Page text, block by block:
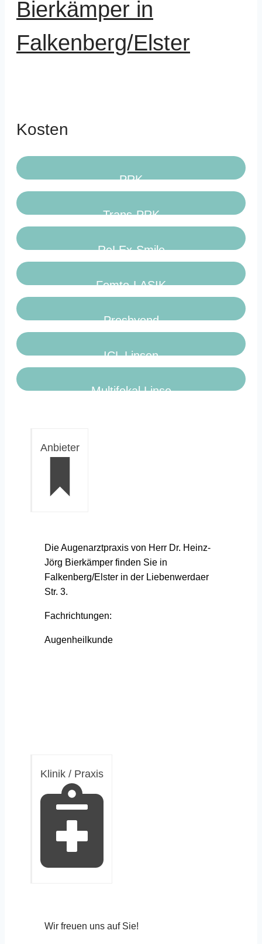
Bierkämper in
Falkenberg/Elster
Kosten
PRK
Trans-PRK
ReLEx-Smile
Femto-LASIK
Presbyond
ICL Linsen
Multifokal Linse
Anbieter
Die Augenarztpraxis von Herr Dr. Heinz-
Jörg Bierkämper finden Sie in
Falkenberg/Elster in der Liebenwerdaer
Str. 3.
Fachrichtungen:
Augenheilkunde
Klinik / Praxis
Wir freuen uns auf Sie!